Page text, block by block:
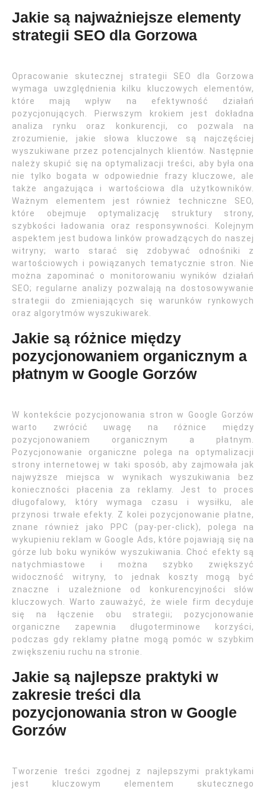
Jakie są najważniejsze elementy
strategii SEO dla Gorzowa
Opracowanie skutecznej strategii SEO dla Gorzowa
wymaga uwzględnienia kilku kluczowych elementów,
które mają wpływ na efektywność działań
pozycjonujących. Pierwszym krokiem jest dokładna
analiza rynku oraz konkurencji, co pozwala na
zrozumienie, jakie słowa kluczowe są najczęściej
wyszukiwane przez potencjalnych klientów. Następnie
należy skupić się na optymalizacji treści, aby była ona
nie tylko bogata w odpowiednie frazy kluczowe, ale
także angażująca i wartościowa dla użytkowników.
Ważnym elementem jest również techniczne SEO,
które obejmuje optymalizację struktury strony,
szybkości ładowania oraz responsywności. Kolejnym
aspektem jest budowa linków prowadzących do naszej
witryny; warto starać się zdobywać odnośniki z
wartościowych i powiązanych tematycznie stron. Nie
można zapominać o monitorowaniu wyników działań
SEO; regularne analizy pozwalają na dostosowywanie
strategii do zmieniających się warunków rynkowych
oraz algorytmów wyszukiwarek.
Jakie są różnice między
pozycjonowaniem organicznym a
płatnym w Google Gorzów
W kontekście pozycjonowania stron w Google Gorzów
warto zwrócić uwagę na różnice między
pozycjonowaniem organicznym a płatnym.
Pozycjonowanie organiczne polega na optymalizacji
strony internetowej w taki sposób, aby zajmowała jak
najwyższe miejsca w wynikach wyszukiwania bez
konieczności płacenia za reklamy. Jest to proces
długofalowy, który wymaga czasu i wysiłku, ale
przynosi trwałe efekty. Z kolei pozycjonowanie płatne,
znane również jako PPC (pay-per-click), polega na
wykupieniu reklam w Google Ads, które pojawiają się na
górze lub boku wyników wyszukiwania. Choć efekty są
natychmiastowe i można szybko zwiększyć
widoczność witryny, to jednak koszty mogą być
znaczne i uzależnione od konkurencyjności słów
kluczowych. Warto zauważyć, że wiele firm decyduje
się na łączenie obu strategii; pozycjonowanie
organiczne zapewnia długoterminowe korzyści,
podczas gdy reklamy płatne mogą pomóc w szybkim
zwiększeniu ruchu na stronie.
Jakie są najlepsze praktyki w
zakresie treści dla
pozycjonowania stron w Google
Gorzów
Tworzenie treści zgodnej z najlepszymi praktykami
jest kluczowym elementem skutecznego